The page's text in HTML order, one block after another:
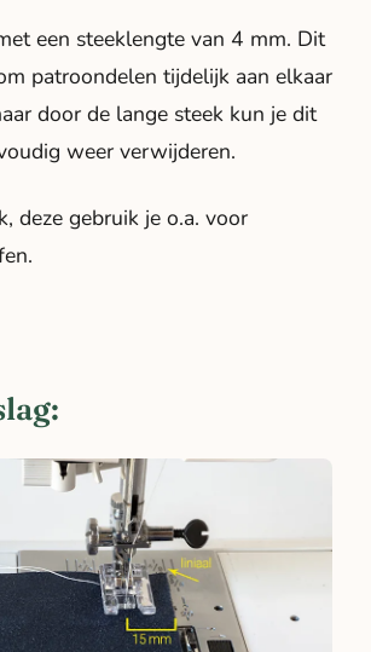
een steeklengte van 4 mm. Dit
patroondelen tijdelijk aan elkaar
door de lange steek kun je dit
weer verwijderen.
deze gebruik je o.a. voor